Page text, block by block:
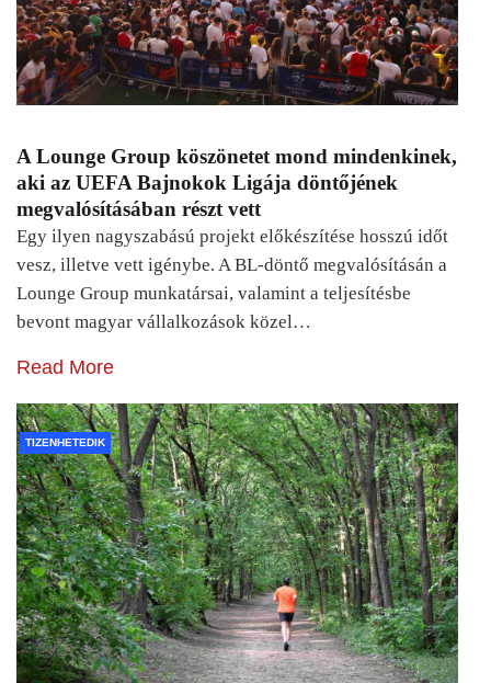
A Lounge Group köszönetet mond mindenkinek,
aki az UEFA Bajnokok Ligája döntőjének
megvalósításában részt vett
Egy ilyen nagyszabású projekt előkészítése hosszú időt
vesz, illetve vett igénybe. A BL-döntő megvalósításán a
Lounge Group munkatársai, valamint a teljesítésbe
bevont magyar vállalkozások közel…
Read More
TIZENHETEDIK